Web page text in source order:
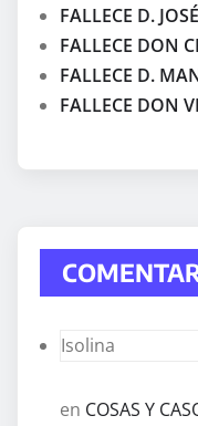
FALLECE D.
FALLECE DON
FALLECE D.
FALLECE DON
Isolina
en COSAS Y